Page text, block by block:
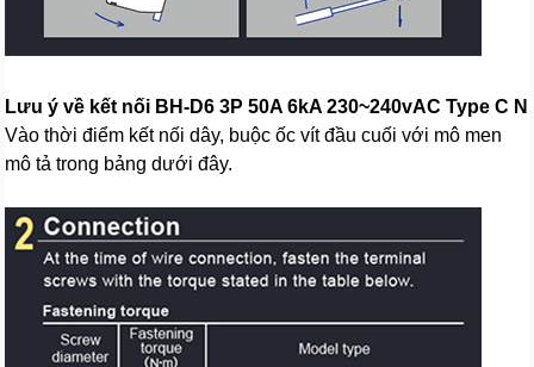
Lưu ý về kết nối BH-D6 3P 50A 6kA 230~240vAC Type C N
Vào thời điểm kết nối dây, buộc ốc vít đầu cuối với mô men
mô tả trong bảng dưới đây.